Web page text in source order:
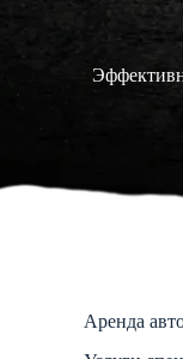
Аренда